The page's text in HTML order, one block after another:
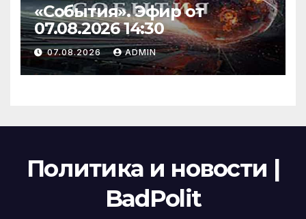
«События». Эфир от
07.08.2026 14:30
07.08.2026 ADMIN
Политика и новости |
BadPolit